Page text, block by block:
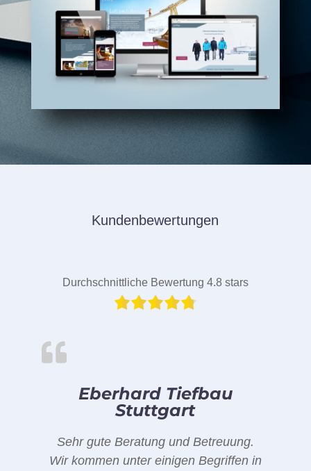
Kundenbewertungen
Durchschnittliche Bewertung 4.8 stars
Eberhard Tiefbau
Stuttgart
Sehr gute Beratung und Betreuung.
Wir kommen unter einigen Begriffen in